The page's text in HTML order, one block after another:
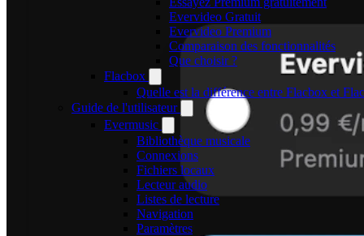
Evervideo Gratuit
Evervideo Premium
Comparaison des fonctionnalités
Que choisir ?
Flacbox
Quelle est la différence entre Flacbox et
Guide de l'utilisateur
Evermusic
Bibliothèque musicale
Connexions
Fichiers locaux
Lecteur audio
Listes de lecture
Navigation
Paramètres